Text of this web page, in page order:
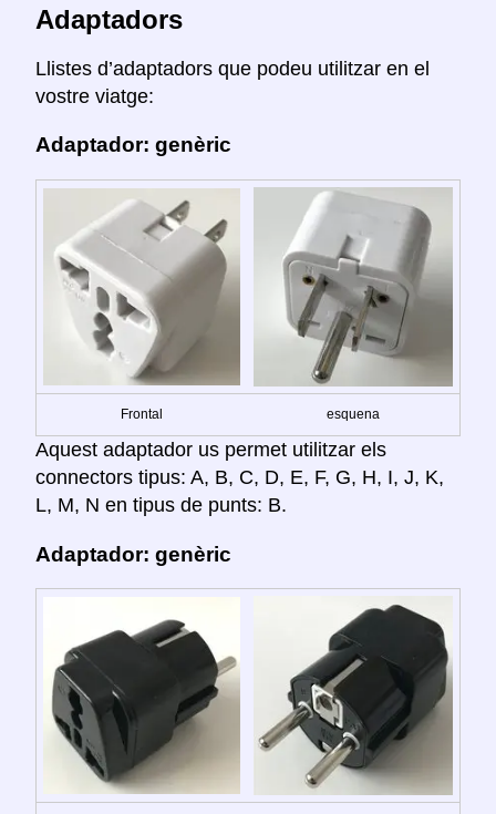
Adaptadors
Llistes d’adaptadors que podeu utilitzar en el
vostre viatge:
Adaptador: genèric
Frontal esquena
Aquest adaptador us permet utilitzar els
connectors tipus: A, B, C, D, E, F, G, H, I, J, K,
L, M, N en tipus de punts: B.
Adaptador: genèric